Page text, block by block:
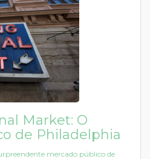
Market: O
de Philadelphia
mercado público de